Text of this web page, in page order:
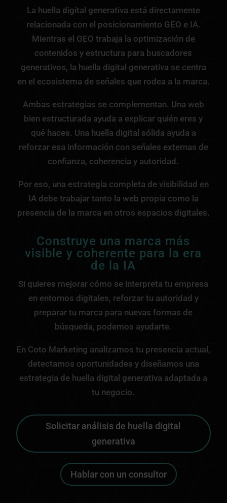
La huella digital generativa está directamente
relacionada con el posicionamiento GEO e IA.
Mientras el GEO trabaja la optimización de
contenidos y estructura para buscadores
generativos, la huella digital generativa se centra
en el ecosistema de señales que rodea a la marca.
Ambas estrategias se complementan. Una web
bien estructurada ayuda a explicar quién eres y
qué haces. Una huella digital sólida ayuda a
reforzar esa información con señales externas de
confianza, coherencia y autoridad.
Por eso, una estrategia completa de visibilidad en
IA debe trabajar tanto la web propia como la
presencia de la marca en otros espacios digitales.
Construye una marca más
visible y coherente para la era
de la IA
Si quieres mejorar cómo se interpreta tu empresa
en entornos digitales, reforzar tu autoridad y
preparar tu marca para nuevas formas de
búsqueda, podemos ayudarte.
En Coto Marketing analizamos tu presencia actual,
detectamos oportunidades y diseñamos una
estrategia de huella digital generativa adaptada a
tu negocio.
Solicitar análisis de huella digital
generativa
Hablar con un consultor